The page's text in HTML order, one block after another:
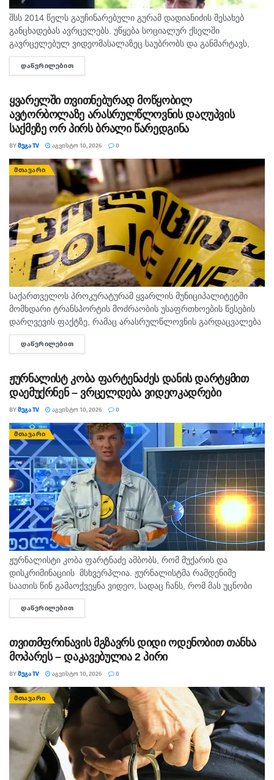
გაცილებით დიდი სივრცე (დაახლოებით 1000 კვ.მ)
დახვდებათ, ტერიტორიასაც ადვილად გაინაწილებენ
და თაობათა ბრძოლაც წარსულს ჩაბარდება.”
თეგები: ზოოპარკი
შსს 2014 წელს გაუჩინარებული გურამ დადიანიძის შესახებ
განცხადებას ავრცელებს. უწყება სოციალურ ქსელში
გავრცელებულ ვიდეომასალაზეც საუბრობს და განმარტავს,
რომ უკვე გამოიკითხა პირი, რომელმაც ვიდეო გადაიღო და
ატვირთა. შსს-ს თანახმად, გამოკითხვის შედეგად...
ᲓᲐᲬᲕᲠᲘᲚᲔᲑᲘᲗ
ყვარელში თვითნებურად მოწყობილ
ავტორბოლაზე არასრულწლოვნის დაღუპვის
საქმეზე ორ პირს ბრალი წარედგინა
BYᲛᲔᲒᲐ TV ᲐᲒᲕᲘᲡᲢᲝ 10, 2026 0
ᲛᲗᲐᲕᲐᲠᲘ
საქართველოს პროკურატურამ ყვარლის მუნიციპალიტეტში
მომხდარი ტრანსპორტის მოძრაობის უსაფრთხოების წესების
დარღვევის ფაქტზე, რამაც არასრულწლოვნის გარდაცვალება
გამოიწვია, ორ პირს ბრალდება წარუდგინა. ამის შესახებ
ინფორმაციას პროკურატურა ავრცელებს. საგამოძიებო უწყების
ᲓᲐᲬᲕᲠᲘᲚᲔᲑᲘᲗ
ჟურნალისტ კობა ფარტენაძეს დანის დარტყმით
დაემუქრნენ – ვრცელდება ვიდეოკადრები
BYᲛᲔᲒᲐ TV ᲐᲒᲕᲘᲡᲢᲝ 10, 2026 0
ᲛᲗᲐᲕᲐᲠᲘ
ჟურნალისტი კობა ფარტნაძე ამბობს, რომ მუქარის და
დისკრიმინაციის მსხვერპლია. ჟურნალისტმა რამდენიმე
საათის წინ გამაოქვეყნა ვიდეო, სადაც ჩანს, რომ მას უცნობი
პირი შეურაცხყოფას აყენებს და გვერდზე გაყოლას აიძულებს.
ისმის დანის დარტყმის მუქარაც....
ᲓᲐᲬᲕᲠᲘᲚᲔᲑᲘᲗ
თვითმფრინავის მგზავრს დიდი ოდენობით თანხა
მოპარეს – დაკავებულია 2 პირი
BYᲛᲔᲒᲐ TV ᲐᲒᲕᲘᲡᲢᲝ 10, 2026 0
ᲛᲗᲐᲕᲐᲠᲘ